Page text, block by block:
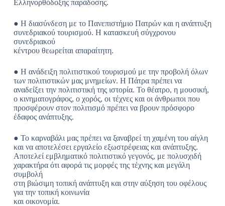
Ελληνορθόδοξης παράδοσης.
● Η διασύνδεση με το Πανεπιστήμιο Πατρών και η ανάπτυξη
συνεδριακού τουρισμού. Η κατασκευή σύγχρονου
συνεδριακού
κέντρου θεωρείται απαραίτητη.
● Η ανάδειξη πολιτιστικού τουρισμού με την προβολή όλων
των πολιτιστικών μας μνημείων. Η Πάτρα πρέπει να
αναδείξει την πολιτιστική της ιστορία. Το θέατρο, η μουσική,
ο κινηματογράφος, ο χορός, οι τέχνες και οι άνθρωποι που
προσφέρουν στον πολιτισμό πρέπει να βρουν πρόσφορο
έδαφος ανάπτυξης.
● Το καρναβάλι μας πρέπει να ξαναβρεί τη χαμένη του αίγλη
και να αποτελέσει εργαλείο εξωστρέφειας και ανάπτυξης.
Αποτελεί εμβληματικό πολιτιστικό γεγονός, με πολυσχιδή
χαρακτήρα ότι αφορά τις μορφές της τέχνης και μεγάλη
συμβολή
στη βιώσιμη τοπική ανάπτυξη και στην αύξηση του οφέλους
για την τοπική κοινωνία
και οικονομία.